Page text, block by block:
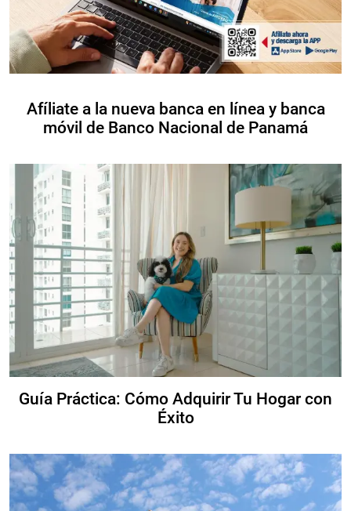
Afíliate a la nueva banca en línea y banca
móvil de Banco Nacional de Panamá
Guía Práctica: Cómo Adquirir Tu Hogar con
Éxito